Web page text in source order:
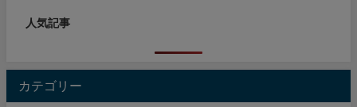
人気記事
カテゴリー